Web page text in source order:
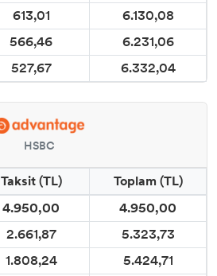
613,01
6.130,08
566,46
6.231,06
527,67 6.332,04
HSBC
Taksit (TL)
Toplam (TL)
4.950,00
4.950,00
2.661,87
5.323,73
1.808,24
5.424,71